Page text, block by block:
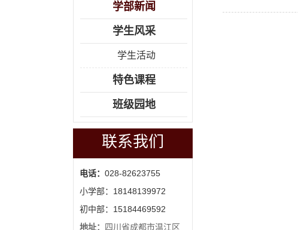
学部新闻
学生风采
学生活动
特色课程
班级园地
联系我们
电话： 028-82623755
小学部：18148139972
初中部：15184469592
地址：
四川省成都市温江区